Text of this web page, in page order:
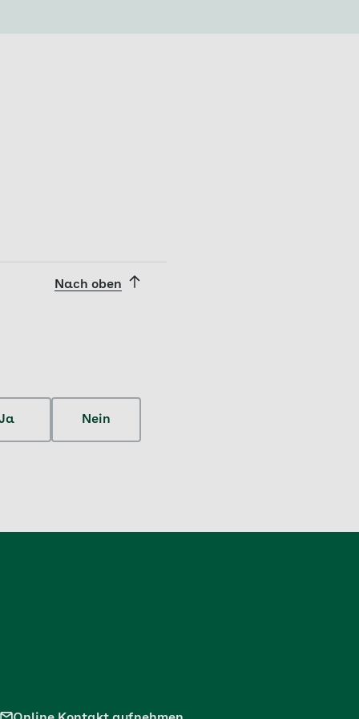
Nach oben
Nein